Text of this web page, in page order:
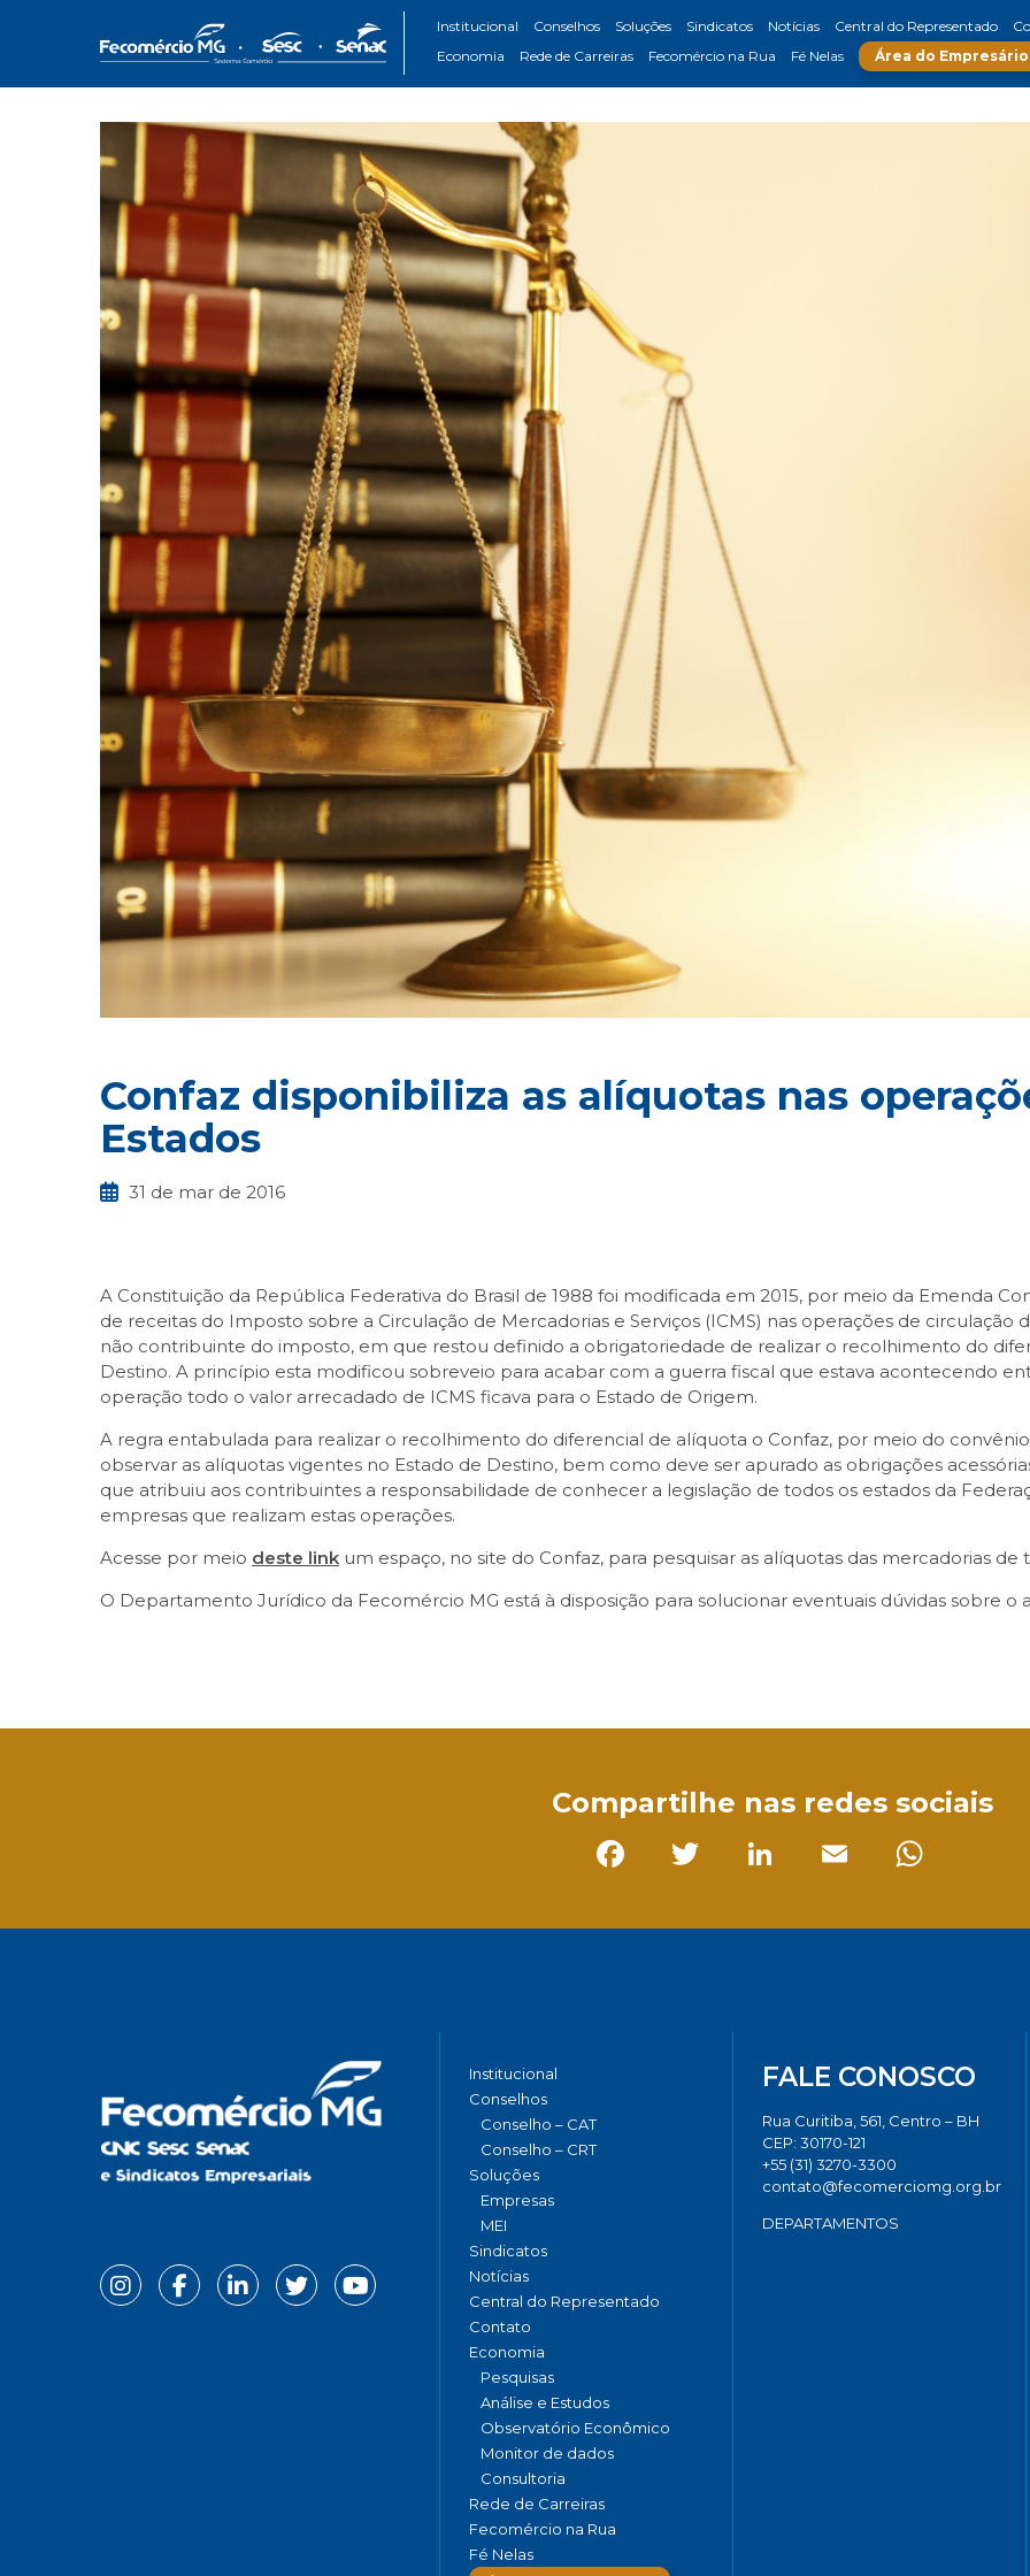
Institucional Conselhos Soluções Sindicatos Notícias Central do Representado
Economia
Rede de Carreiras Fecomércio na Rua Fé Nelas Área do Empresário
Confaz disponibiliza as alíquotas nas
Estados
31 de mar de 2016
A Constituição da República Federativa do Brasil de 1988 foi modificada em 2015, por meio da Emenda
de receitas do Imposto sobre a Circulação de Mercadorias e Serviços (ICMS) nas operações de
não contribuinte do imposto, em que restou definido a obrigatoriedade de realizar o recolhimento do
Destino. A princípio esta modificou sobreveio para acabar com a guerra fiscal que estava acontecendo
operação todo o valor arrecadado de ICMS ficava para o Estado de Origem.
A regra entabulada para realizar o recolhimento do diferencial de alíquota o Confaz, por meio do
observar as alíquotas vigentes no Estado de Destino, bem como deve ser apurado as obrigações
que atribuiu aos contribuintes a responsabilidade de conhecer a legislação de todos os estados da
empresas que realizam estas operações.
Acesse por meio deste link um espaço, no site do Confaz, para pesquisar as alíquotas das mercadorias de
O Departamento Jurídico da Fecomércio MG está à disposição para solucionar eventuais dúvidas sobre o
Compartilhe nas redes sociais
Institucional
Conselhos
Conselho – CAT
Conselho – CRT
Soluções
Empresas
MEI
Sindicatos
Notícias
Central do Representado
Contato
Economia
Pesquisas
Análise e Estudos
Observatório Econômico
Monitor de dados
Consultoria
Rede de Carreiras
Fecomércio na Rua
Fé Nelas
FALE CONOSCO
Rua Curitiba, 561, Centro – BH
CEP: 30170-121
+55 (31) 3270-3300
contato@fecomerciomg.org.br
DEPARTAMENTOS